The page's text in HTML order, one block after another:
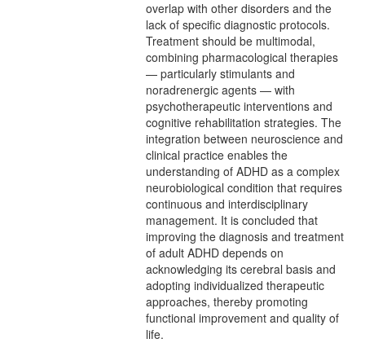
overlap with other disorders and the
lack of specific diagnostic protocols.
Treatment should be multimodal,
combining pharmacological therapies
— particularly stimulants and
noradrenergic agents — with
psychotherapeutic interventions and
cognitive rehabilitation strategies. The
integration between neuroscience and
clinical practice enables the
understanding of ADHD as a complex
neurobiological condition that requires
continuous and interdisciplinary
management. It is concluded that
improving the diagnosis and treatment
of adult ADHD depends on
acknowledging its cerebral basis and
adopting individualized therapeutic
approaches, thereby promoting
functional improvement and quality of
life.